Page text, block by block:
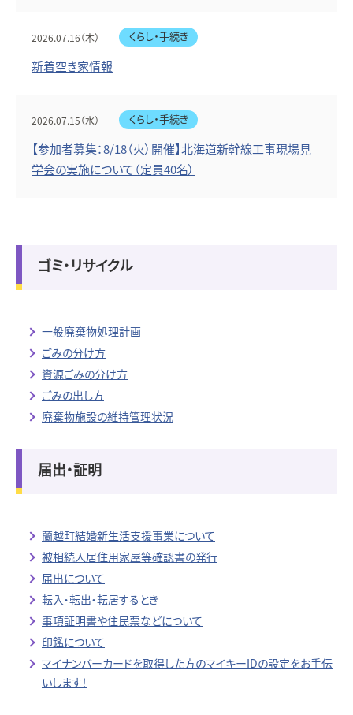
2026.07.16（木） くらし・手続き
新着空き家情報
2026.07.15（水） くらし・手続き
【参加者募集：8/18（火）開催】北海道新幹線工事現場見
学会の実施について（定員40名）
ゴミ・リサイクル
一般廃棄物処理計画
ごみの分け方
資源ごみの分け方
ごみの出し方
廃棄物施設の維持管理状況
届出・証明
蘭越町結婚新生活支援事業について
被相続人居住用家屋等確認書の発行
届出について
転入・転出・転居するとき
事項証明書や住民票などについて
印鑑について
マイナンバーカードを取得した方のマイキーIDの設定をお手伝
いします！